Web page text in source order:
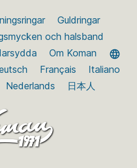
Guldringar
och halsband
Om Koman
Français
Italiano
Nederlands 日本人